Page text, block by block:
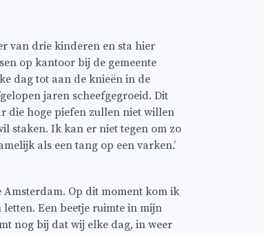
van drie kinderen en sta hier
op kantoor bij de gemeente
dag tot aan de knieën in de
jaren scheefgegroeid. Dit
die hoge piefen zullen niet willen
staken. Ik kan er niet tegen om zo
als een tang op een varken.’
Amsterdam. Op dit moment kom ik
Een beetje ruimte in mijn
nog bij dat wij elke dag, in weer